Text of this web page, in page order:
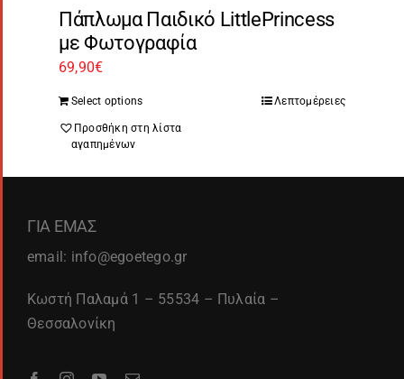
Πάπλωμα Παιδικό LittlePrincess
με Φωτογραφία
69,90€
Select options Λεπτομέρειες
Προσθήκη στη λίστα
αγαπημένων
ΓΙΑ ΕΜΑΣ
email: info@egoetego.gr
Κωστή Παλαμά 1 – 55534 – Πυλαία –
Θεσσαλονίκη